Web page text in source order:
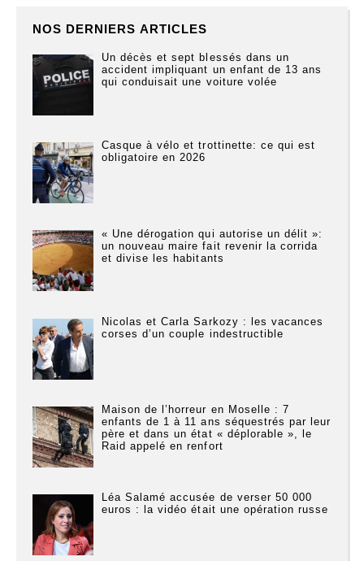
NOS DERNIERS ARTICLES
Un décès et sept blessés dans un
accident impliquant un enfant de 13 ans
qui conduisait une voiture volée
Casque à vélo et trottinette: ce qui est
obligatoire en 2026
« Une dérogation qui autorise un délit »:
un nouveau maire fait revenir la corrida
et divise les habitants
Nicolas et Carla Sarkozy : les vacances
corses d’un couple indestructible
Maison de l’horreur en Moselle : 7
enfants de 1 à 11 ans séquestrés par leur
père et dans un état « déplorable », le
Raid appelé en renfort
Léa Salamé accusée de verser 50 000
euros : la vidéo était une opération russe